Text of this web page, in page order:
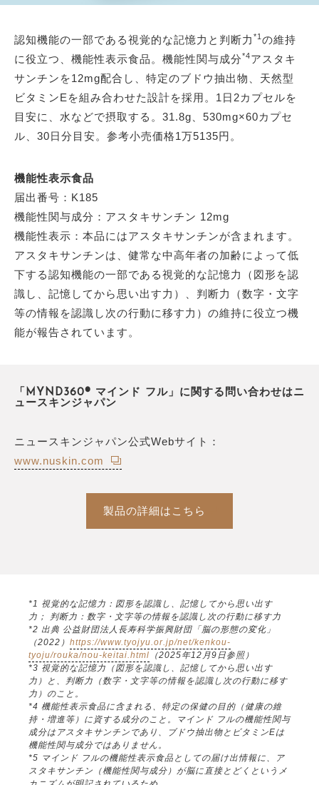
認知機能の一部である視覚的な記憶力と判断力 *1 の維持
に役立つ、機能性表示食品。機能性関与成分*4アスタキ
サンチンを12mg配合し、特定のブドウ抽出物、天然型
ビタミンEを組み合わせた設計を採用。1日2カプセルを
目安に、水などで摂取する。31.8g、530mg×60カプセ
ル、30日分目安。参考小売価格1万5135円。
機能性表示食品
届出番号：K185
機能性関与成分：アスタキサンチン 12mg
機能性表示：本品にはアスタキサンチンが含まれます。
アスタキサンチンは、健常な中高年者の加齢によって低
下する認知機能の一部である視覚的な記憶力（図形を認
識し、記憶してから思い出す力）、判断力（数字・文字
等の情報を認識し次の行動に移す力）の維持に役立つ機
能が報告されています。
「MYND360® マインド フル」に関する問い合わせはニ
ュースキンジャパン
ニュースキンジャパン公式Webサイト：
www.nuskin.com
製品の詳細はこちら
*1 視覚的な記憶力：図形を認識し、記憶してから思い出す
力； 判断力：数字・文字等の情報を認識し次の行動に移す力
*2 出典 公益財団法人長寿科学振興財団「脳の形態の変化」
（2022） https://www.tyojyu.or.jp/net/kenkou-
tyoju/rouka/nou-keitai.html （2025年12月9日参照）
*3 視覚的な記憶力（図形を認識し、記憶してから思い出す
力）と、判断力（数字・文字等の情報を認識し次の行動に移す
力）のこと。
*4 機能性表示食品に含まれる、特定の保健の目的（健康の維
持・増進等）に資する成分のこと。マインド フルの機能性関与
成分はアスタキサンチンであり、ブドウ抽出物とビタミンEは
機能性関与成分ではありません。
*5 マインド フルの機能性表示食品としての届け出情報に、ア
スタキサンチン（機能性関与成分）が脳に直接とどくというメ